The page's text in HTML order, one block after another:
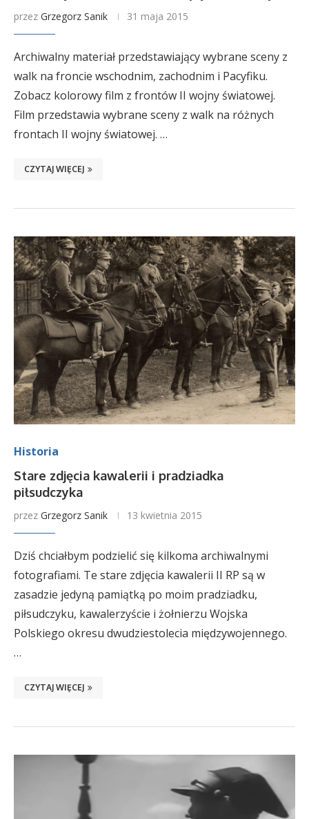
przez Grzegorz Sanik 31 maja 2015
Archiwalny materiał przedstawiający wybrane sceny z
walk na froncie wschodnim, zachodnim i Pacyfiku.
Zobacz kolorowy film z frontów II wojny światowej.
Film przedstawia wybrane sceny z walk na różnych
frontach II wojny światowej. …
CZYTAJ WIĘCEJ
Historia
Stare zdjęcia kawalerii i pradziadka
piłsudczyka
przez Grzegorz Sanik 13 kwietnia 2015
Dziś chciałbym podzielić się kilkoma archiwalnymi
fotografiami. Te stare zdjęcia kawalerii II RP są w
zasadzie jedyną pamiątką po moim pradziadku,
piłsudczyku, kawalerzyście i żołnierzu Wojska
Polskiego okresu dwudziestolecia międzywojennego.
…
CZYTAJ WIĘCEJ